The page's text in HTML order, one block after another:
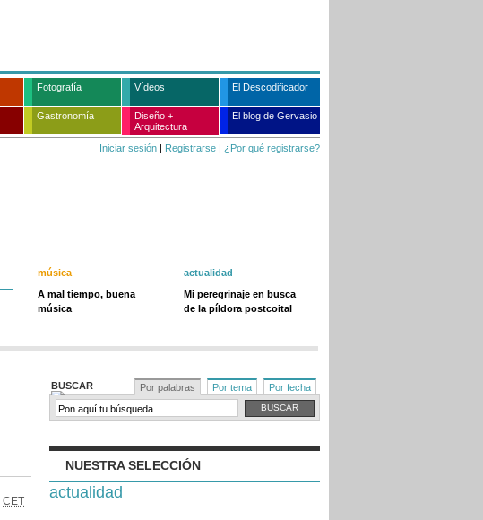
Fotografía Vídeos El Descodificador
Gastronomía
Diseño +
Arquitectura
El blog de Gervasio
Iniciar sesión | Registrarse | ¿Por qué registrarse?
música
A mal tiempo, buena
música
actualidad
Mi peregrinaje en busca
de la píldora postcoital
CET
BUSCAR Por palabras Por tema Por fecha
NUESTRA SELECCIÓN
actualidad